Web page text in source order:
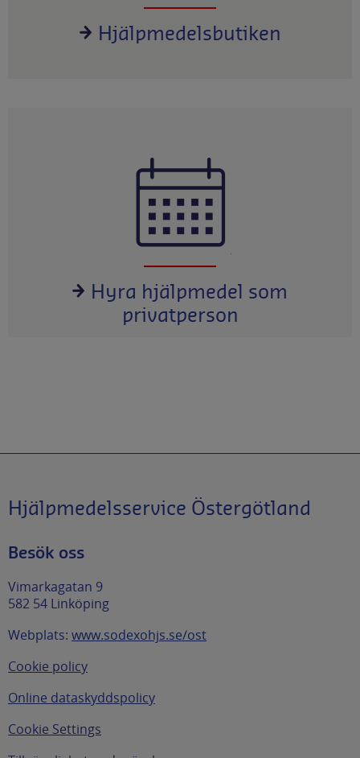
Hjälpmedelsbutiken
Hyra hjälpmedel som
privatperson
Hjälpmedelsservice Östergötland
Besök oss
Vimarkagatan 9
582 54 Linköping
Webplats: www.sodexohjs.se/ost
Cookie policy
Online dataskyddspolicy
Cookie Settings